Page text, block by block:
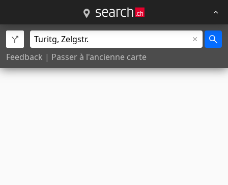
Feedback | Passer à l'ancienne carte